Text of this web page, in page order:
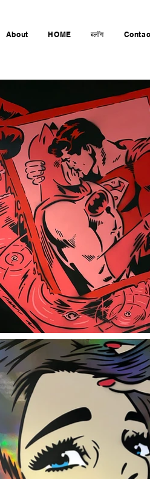
About HOME ब्लॉग